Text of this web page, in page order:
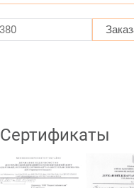
Сертификаты